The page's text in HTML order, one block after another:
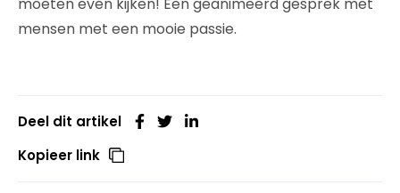
mensen met een mooie passie.
Deel dit artikel
Kopieer link